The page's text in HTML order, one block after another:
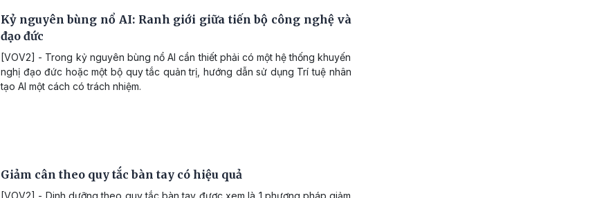
Kỷ nguyên bùng nổ AI: Ranh giới giữa tiến bộ công nghệ và
đạo đức
[VOV2] - Trong kỷ nguyên bùng nổ AI cần thiết phải có một hệ thống khuyến
nghị đạo đức hoặc một bộ quy tắc quản trị, hướng dẫn sử dụng Trí tuệ nhân
tạo AI một cách có trách nhiệm.
Giảm cân theo quy tắc bàn tay có hiệu quả
[VOV2] - Dinh dưỡng theo quy tắc bàn tay được xem là 1 phương pháp giảm